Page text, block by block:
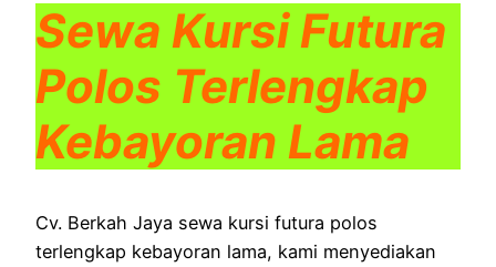
Sewa Kursi Futura
Polos Terlengkap
Kebayoran Lama
Cv. Berkah Jaya sewa kursi futura polos
terlengkap kebayoran lama, kami menyediakan